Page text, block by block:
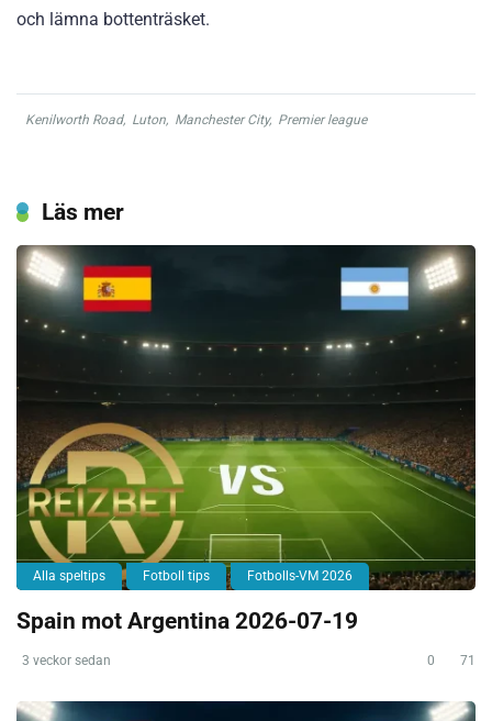
och lämna bottenträsket.
Kenilworth Road, Luton, Manchester City, Premier league
Läs mer
Alla speltips Fotboll tips Fotbolls-VM 2026
Spain mot Argentina 2026-07-19
3 veckor sedan 0 71